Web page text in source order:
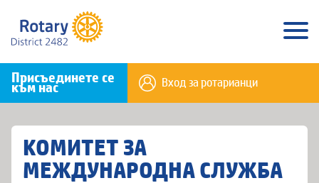
Присъединете се
към нас Вход за ротарианци
КОМИТЕТ ЗА
МЕЖДУНАРОДНА СЛУЖБА